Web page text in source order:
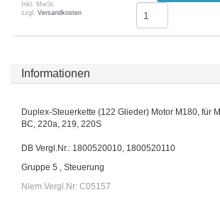
Inkl. MwSt.
zzgl. Versandkosten
Informationen
Duplex-Steuerkette (122 Glieder) Motor M180, für
BC, 220a, 219, 220S
DB Vergl.Nr.: 1800520010, 1800520110
Gruppe 5 , Steuerung
Niem.Vergl.Nr: C05157